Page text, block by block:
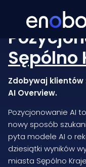
Sępólno
Zdobywaj klientów
AI Overview.
Pozycjonowanie AI
nowy sposób
pyta modele AI o
dziesiątki wyników
miasta Sępólno